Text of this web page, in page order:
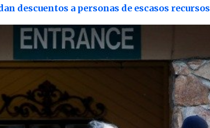
descuentos a personas de escasos recursos